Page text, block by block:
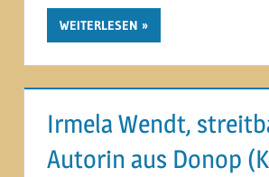
WEITERLESEN
Irmela Wendt,
Autorin aus Donop